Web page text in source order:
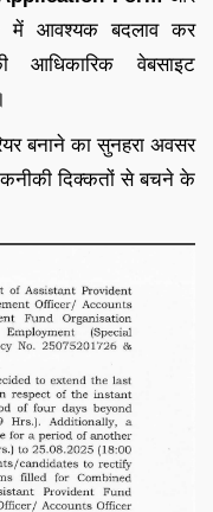
में आवश्यक बदलाव कर
वेबसाइट
बनाने का सुनहरा अवसर
दिक्कतों से बचने के